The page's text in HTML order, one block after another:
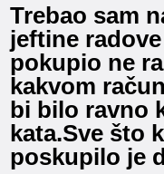
Trebao sam
jeftine
pokupio ne
kakvom
bi bilo ravno
kata.Sve što
poskupilo je